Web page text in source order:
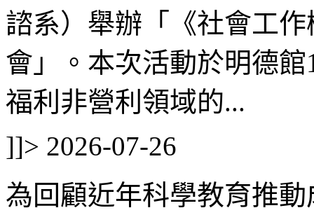
諮系）舉辦「《社會工
會」。本次活動於明德
福利非營利領域的...
]]> 2026-07-26
為回顧近年科學教育推